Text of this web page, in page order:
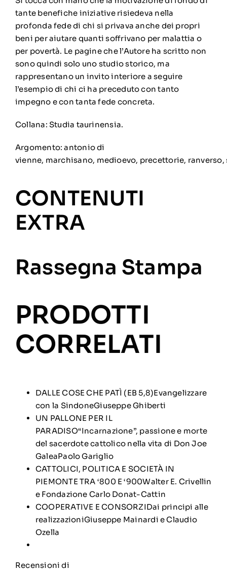
tante benefiche iniziative risiedeva nella
profonda fede di chi si privava anche dei propri
beni per aiutare quanti soffrivano per malattia o
per povertà. Le pagine che l’Autore ha scritto non
sono quindi solo uno studio storico, ma
rappresentano un invito interiore a seguire
l’esempio di chi ci ha preceduto con tanto
impegno e con tanta fede concreta.
Collana: Studia taurinensia.
Argomento:antonio di
vienne, marchisano, medioevo, precettorie, ranverso,
CONTENUTI
EXTRA
Rassegna Stampa
PRODOTTI
CORRELATI
DALLE COSE CHE PATÌ (EB 5,8)Evangelizzare
con la SindoneGiuseppe Ghiberti
UN PALLONE PER IL
PARADISO“Incarnazione”, passione e morte
del sacerdote cattolico nella vita di Don Joe
GaleaPaolo Gariglio
CATTOLICI, POLITICA E SOCIETÀ IN
PIEMONTE TRA ‘800 E ‘900Walter E. Crivellin
e Fondazione Carlo Donat-Cattin
COOPERATIVE E CONSORZIDai principi alle
realizzazioniGiuseppe Mainardi e Claudio
Ozella
Recensioni di